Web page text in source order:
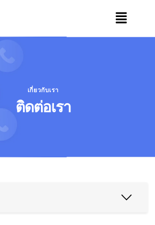
เกี่ยวกับเรา
ติดต่อเรา